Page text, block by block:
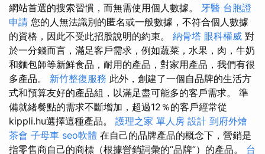
網站首選的搜索習慣，而無需使用個人數據。 牙醫 台胞證
申請 您的人無法識別的匿名或一般數據，不符合個人數據
的資格，因此不受此招股說明的約束。 納骨塔 眼科權威 對
於一分錢而言，滿足客戶需求，例如蔬菜，水果，肉，牛奶
和麵包師等新鮮食品，耐用的產品，對家用產品，我們有很
多產品。 新竹整復服務 此外，創建了一個自品牌的生活方
式和預算友好的產品組，以滿足盡可能多的客戶需求。 準
備就緒餐點的需求不斷增加，超過12％的客戶經常從
kippli.hu選擇這種產品。 護理之家 單人房 設計 到府外燴
茶會 子母車 seo軟體 在自己的品牌產品的概念下，營銷是
指零售商自己的商標（根據營銷詞彙的“品牌”）的產品。 台